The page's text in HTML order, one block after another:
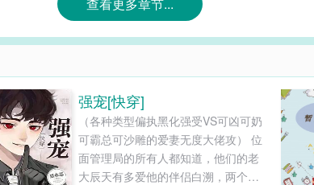
强宠[快穿]
（各种类型偏执黑化强受VS可凶可奶
可霸总可沙雕的爱妻无度大佬攻） 位
面管理局的所有人都知道，他们的老
大辰天有多爱他的伴侣白溯，两个人